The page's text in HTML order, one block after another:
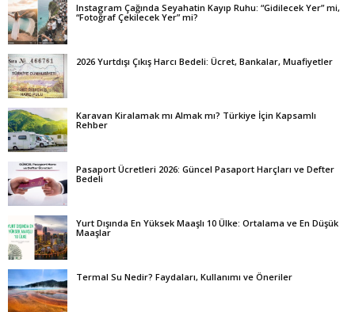
Instagram Çağında Seyahatin Kayıp Ruhu: “Gidilecek Yer” mi,
“Fotoğraf Çekilecek Yer” mi?
2026 Yurtdışı Çıkış Harcı Bedeli: Ücret, Bankalar, Muafiyetler
Karavan Kiralamak mı Almak mı? Türkiye İçin Kapsamlı
Rehber
Pasaport Ücretleri 2026: Güncel Pasaport Harçları ve Defter
Bedeli
Yurt Dışında En Yüksek Maaşlı 10 Ülke: Ortalama ve En Düşük
Maaşlar
Termal Su Nedir? Faydaları, Kullanımı ve Öneriler